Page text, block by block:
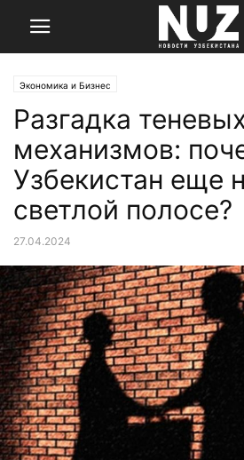
Экономика и Бизнес
Разгадка
механизмов:
Узбекистан еще
светлой полосе?
27.04.2024